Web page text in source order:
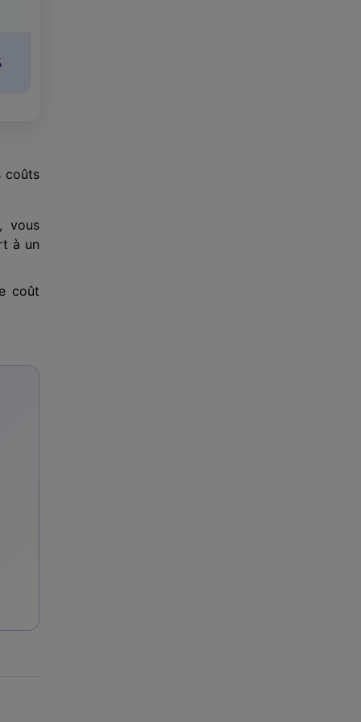
coûts
vous
à un
coût